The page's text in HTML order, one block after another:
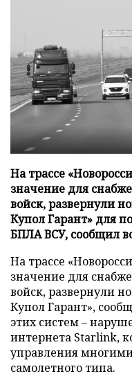
На трассе
значение для
войск, развернули
Купол Гарант» для
БПЛА ВСУ, сообщил
На трассе
значение для
войск, развернули
Купол Гарант»,
этих систем –
интернета Starlink,
управления
самолетного типа.